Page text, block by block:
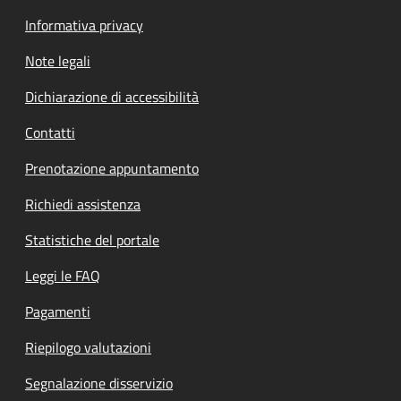
Informativa privacy
Note legali
Dichiarazione di accessibilità
Contatti
Prenotazione appuntamento
Richiedi assistenza
Statistiche del portale
Leggi le FAQ
Pagamenti
Riepilogo valutazioni
Segnalazione disservizio